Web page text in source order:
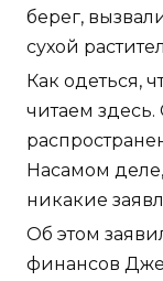
берег,
сухой
Как одеться,
читаем
Насамом
никакие
Об этом
финансов